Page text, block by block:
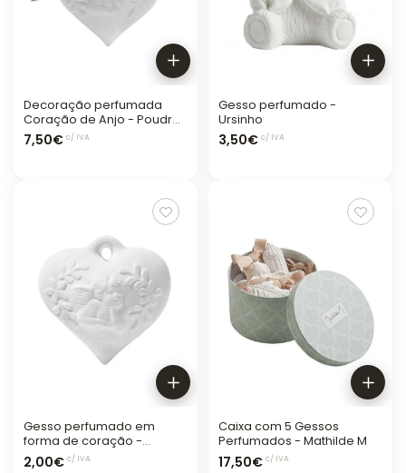
Decoração perfumada
Coração de Anjo - Poudre
de Riz
7,50€ c/ IVA
Gesso perfumado -
Ursinho
3,50€ c/ IVA
Gesso perfumado em
forma de coração -
Poudre de riz
2,00€ c/ IVA
Caixa com 5 Gessos
Perfumados - Mathilde M
17,50€ c/ IVA